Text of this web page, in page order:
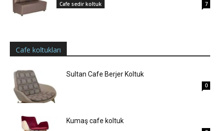
Cafe sedir koltuk 7
Cafe koltukları
Sultan Cafe Berjer Koltuk
0
Kumaş cafe koltuk